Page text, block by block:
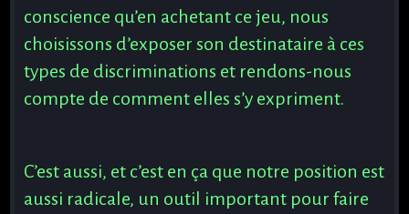
conscience qu’en achetant ce jeu, nous
choisissons d’exposer son destinataire à ces
types de discriminations et rendons-nous
compte de comment elles s’y expriment.
C’est aussi, et c’est en ça que notre position est
aussi radicale, un outil important pour faire